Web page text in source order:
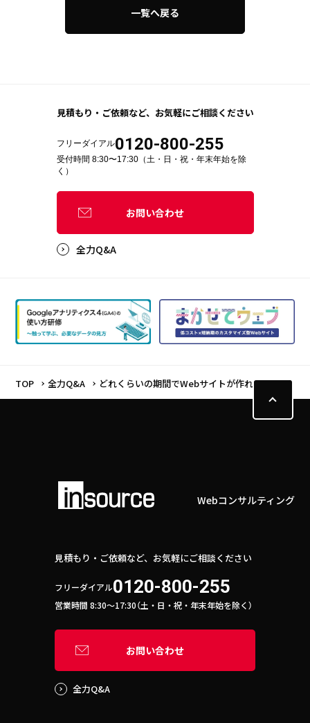
一覧へ戻る
見積もり・ご依頼など、 お気軽にご相談ください
フリーダイアル0120-800-255
受付時間 8:30〜17:30（土・日・祝・年末年始を除
く）
お問い合わせ
全力Q&A
TOP 全力Q&A どれくらいの期間でWebサイトが作れますか？
Webコンサルティング
見積もり・ご依頼など、お気軽にご相談ください
フリーダイアル0120-800-255
営業時間 8:30〜17:30（土・日・祝・年末年始を除く）
お問い合わせ
全力Q&A